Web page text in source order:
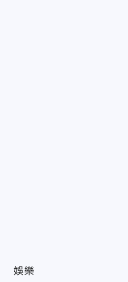
娛樂